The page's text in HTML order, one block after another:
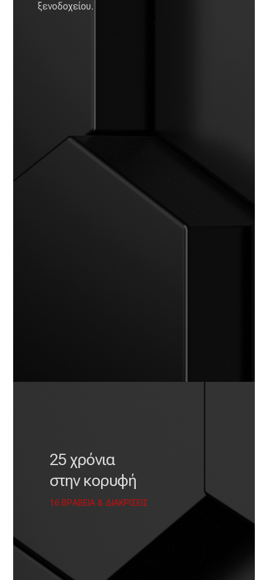
ξενοδοχείου.
25 χρόνια
στην κορυφή
16 ΒΡΑΒΕΙΑ & ΔΙΑΚΡΙΣΕΙΣ